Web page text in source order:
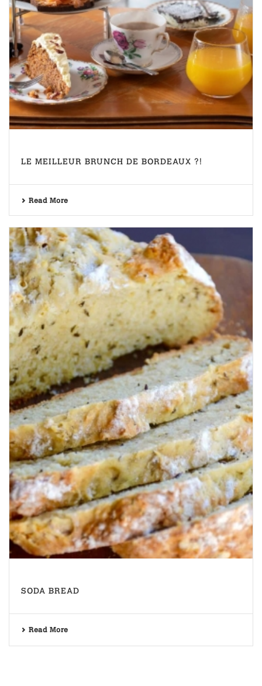
LE MEILLEUR BRUNCH DE BORDEAUX ?!
Read More
SODA BREAD
Read More